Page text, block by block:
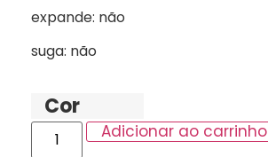
expande: não
suga: não
Cor
Adicionar ao carrinho